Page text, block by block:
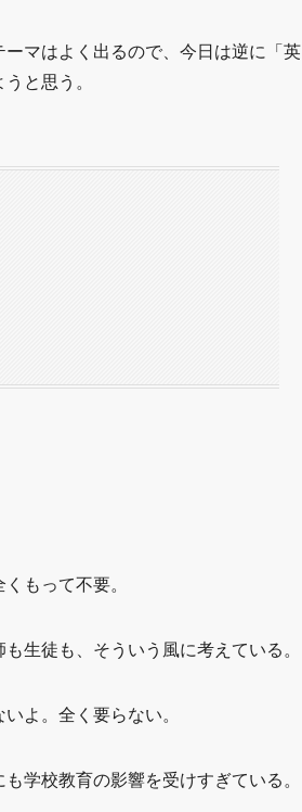
マはよく出るので、今日は逆に「英
と思う。
もって不要。
生徒も、そういう風に考えている。
よ。全く要らない。
学校教育の影響を受けすぎている。